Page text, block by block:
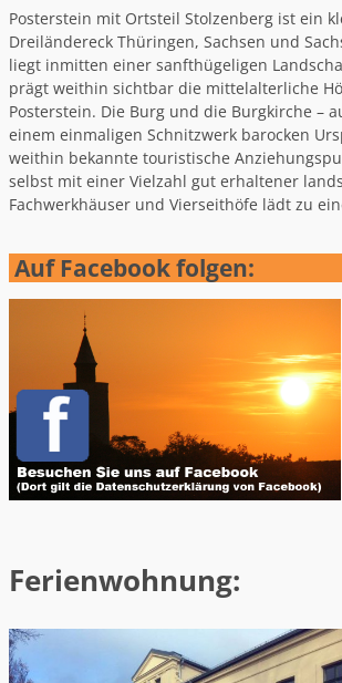
Posterstein mit Ortsteil Stolzenberg ist ein
Dreiländereck Thüringen, Sachsen und
liegt inmitten einer sanfthügeligen
prägt weithin sichtbar die mittelalterliche
Posterstein. Die Burg und die Burgkirche –
einem einmaligen Schnitzwerk barocken
weithin bekannte touristische
selbst mit einer Vielzahl gut erhaltener
Fachwerkhäuser und Vierseithöfe lädt zu
Auf Facebook folgen:
Ferienwohnung: